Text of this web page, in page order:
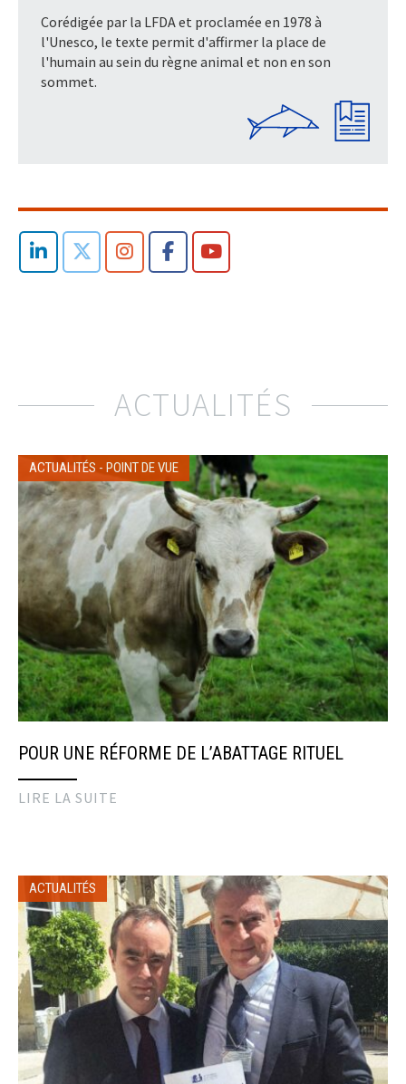
Corédigée par la LFDA et proclamée en 1978 à
l'Unesco, le texte permit d'affirmer la place de
l'humain au sein du règne animal et non en son
sommet.
ACTUALITÉS
ACTUALITÉS - POINT DE VUE
POUR UNE RÉFORME DE L’ABATTAGE RITUEL
LIRE LA SUITE
ACTUALITÉS